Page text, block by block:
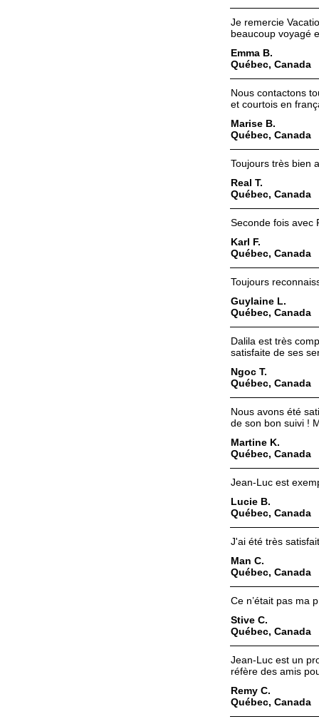
Je remercie
beaucoup voyagé
Emma B.
Québec, Canada
Nous contactons
et courtois en
Marise B.
Québec, Canada
Toujours très bien
Real T.
Québec, Canada
Seconde fois avec
Karl F.
Québec, Canada
Toujours
Guylaine L.
Québec, Canada
Dalila est très
satisfaite de ses
Ngoc T.
Québec, Canada
Nous avons été
de son bon suivi !
Martine K.
Québec, Canada
Jean-Luc est
Lucie B.
Québec, Canada
J'ai été très
Man C.
Québec, Canada
Ce n’était pas ma
Stive C.
Québec, Canada
Jean-Luc est un
réfère des amis
Remy C.
Québec, Canada